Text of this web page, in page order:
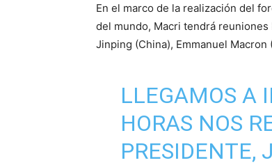
En el marco de la realización del
del mundo, Macri tendrá
Jinping (China), Emmanuel
LLEGAMOS A
HORAS NOS
PRESIDENTE,